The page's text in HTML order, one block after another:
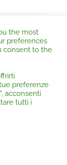
–Art. 36
AMBIENTALI
Reati
di
c.2, cod.
di
the most
preferences
consent to the
preferenze
acconsenti
tutti i